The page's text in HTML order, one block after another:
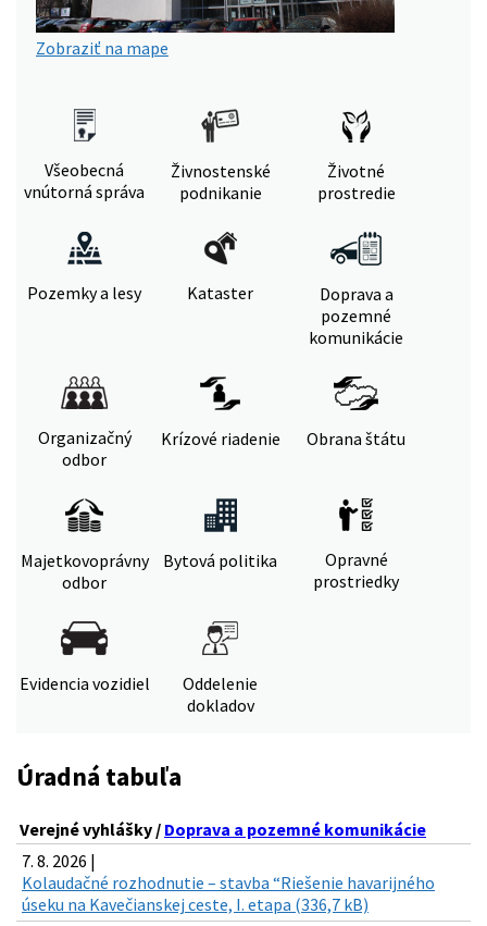
Zobraziť na mape
Všeobecná
vnútorná správa
Živnostenské
podnikanie
Životné
prostredie
Pozemky a lesy Kataster
Doprava a
pozemné
komunikácie
Organizačný
odbor
Krízové riadenie Obrana štátu
Majetkovoprávny
odbor
Bytová politika
Opravné
prostriedky
Evidencia vozidiel
Oddelenie
dokladov
Úradná tabuľa
Verejné vyhlášky / Doprava a pozemné komunikácie
7. 8. 2026 |
Kolaudačné rozhodnutie – stavba “Riešenie havarijného
úseku na Kavečianskej ceste, I. etapa (336,7 kB)